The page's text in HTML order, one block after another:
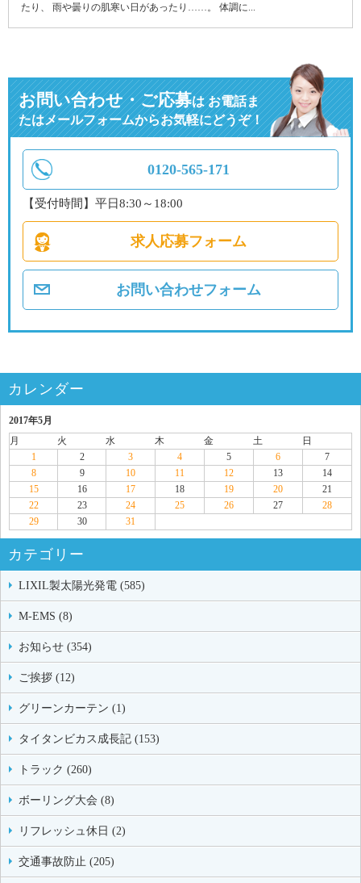
たり、 雨や曇りの肌寒い日があったり……。 体調に...
お問い合わせ・ご応募はお電話ま
たはメールフォームからお気軽にどうぞ！
0120-565-171
【受付時間】平日8:30～18:00
求人応募フォーム
お問い合わせフォーム
カレンダー
2017年5月
月
火 水 木 金 土
日
1
2 3 4 5 6
7
8
9 10 11 12 13
14
15
16 17 18 19 20
21
22
23 24 25 26 27
28
29
30 31
カテゴリー
LIXIL製太陽光発電 (585)
M-EMS (8)
お知らせ (354)
ご挨拶 (12)
グリーンカーテン (1)
タイタンビカス成長記 (153)
トラック (260)
ボーリング大会 (8)
リフレッシュ休日 (2)
交通事故防止 (205)